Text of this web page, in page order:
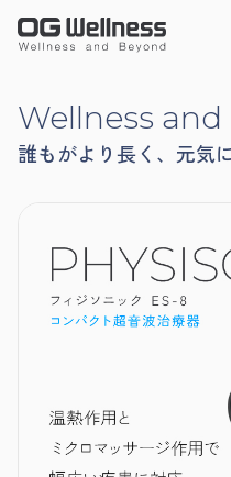
Wellness and
誰もがより長く、元気